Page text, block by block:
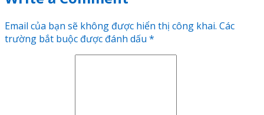
Email của bạn sẽ không được hiển thị công khai. Các
trường bắt buộc được đánh dấu *